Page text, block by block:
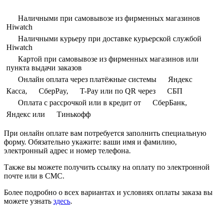
Наличными при самовывозе из фирменных магазинов
Hiwatch
Наличными курьеру при доставке курьерской службой
Hiwatch
Картой при самовывозе из фирменных магазинов или
пункта выдачи заказов
Онлайн оплата через платёжные системы
Яндекс
Касса,
СберPay, T-Pay или по QR через
СБП
Оплата с рассрочкой или в кредит от
СберБанк,
Яндекс или
Тинькофф
При онлайн оплате вам потребуется заполнить специальную
форму. Обязательно укажите: ваши имя и фамилию,
электронный адрес и номер телефона.
Также вы можете получить ссылку на оплату по электронной
почте или в СМС.
Более подробно о всех вариантах и условиях оплаты заказа вы
можете узнать здесь.